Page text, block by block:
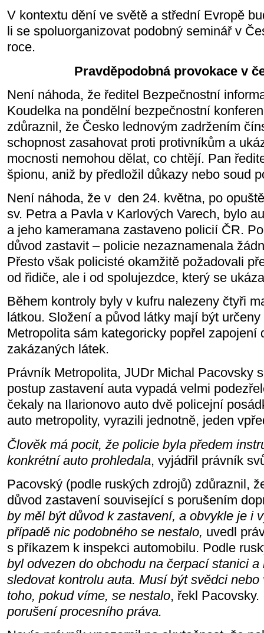
V kontextu dění ve světě a střední Evropě
li se spoluorganizovat podobný seminář v
roce.
Pravděpodobná provokace v
Není náhoda, že ředitel Bezpečnostní
Koudelka na pondělní bezpečnostní
zdůraznil, že Česko lednovým zadržením
schopnost zasahovat proti protivníkům a
mocnosti nemohou dělat, co chtějí. Pan
špionu, aniž by předložil důkazy nebo soud
Není náhoda, že v den 24. května, po
sv. Petra a Pavla v Karlových Varech, bylo
a jeho kameramana zastaveno policií ČR.
důvod zastavit – policie nezaznamenala
Přesto však policisté okamžitě požadovali
od řidiče, ale i od spolujezdce, který se
Během kontroly byly v kufru nalezeny čtyři
látkou. Složení a původ látky mají být
Metropolita sám kategoricky popřel zapojení
zakázaných látek.
Právník Metropolita, JUDr Michal Pacovsky
postup zastavení auta vypadá velmi
čekaly na Ilarionovo auto dvě policejní
auto metropolity, vyrazili jednotně, jeden
Člověk má pocit, že policie byla předem
konkrétní auto prohledala, vyjádřil právník
Pacovský (podle ruských zdrojů) zdůraznil,
důvod zastavení související s porušením
by měl být důvod k zastavení, a obvykle je i
případě nic podobného se nestalo, uvedl
s příkazem k inspekci automobilu. Podle
byl odvezen do obchodu na čerpací stanici
sledovat kontrolu auta. Musí být svědci
toho, pokud víme, se nestalo, řekl Pacovsky.
porušení procesního práva.